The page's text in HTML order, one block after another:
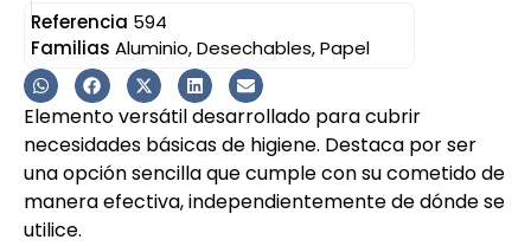
Referencia 594
Familias Aluminio,Desechables,Papel
Elemento versátil desarrollado para cubrir
necesidades básicas de higiene. Destaca por ser
una opción sencilla que cumple con su cometido de
manera efectiva, independientemente de dónde se
utilice.